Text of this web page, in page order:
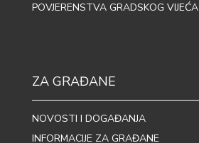
POVJERENSTVA GRADSKOG VIJEĆA
ZA GRAĐANE
NOVOSTI I DOGAĐANJA
INFORMACIJE ZA GRAĐANE